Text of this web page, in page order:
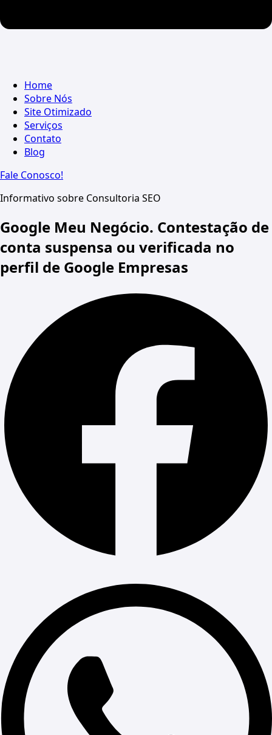
Home
Sobre Nós
Site Otimizado
Serviços
Contato
Blog
Fale Conosco!
Informativo sobre Consultoria SEO
Google Meu Negócio. Contestação de
conta suspensa ou verificada no
perfil de Google Empresas